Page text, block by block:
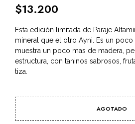
$13.200
Esta edición limitada de Paraje
mineral que el otro Ayni. Es un poco
muestra un poco mas de madera,
estructura, con taninos sabrosos,
tiza.
AGOTADO